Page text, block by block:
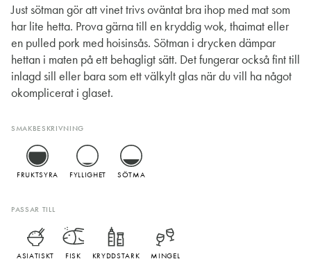
Just sötman gör att vinet trivs oväntat bra ihop med mat som
har lite hetta. Prova gärna till en kryddig wok, thaimat eller
en pulled pork med hoisinsås. Sötman i drycken dämpar
hettan i maten på ett behagligt sätt. Det fungerar också fint till
inlagd sill eller bara som ett välkylt glas när du vill ha något
okomplicerat i glaset.
SMAKBESKRIVNING
FRUKTSYRA FYLLIGHET SÖTMA
PASSAR TILL
ASIATISKT FISK KRYDDSTARK MINGEL